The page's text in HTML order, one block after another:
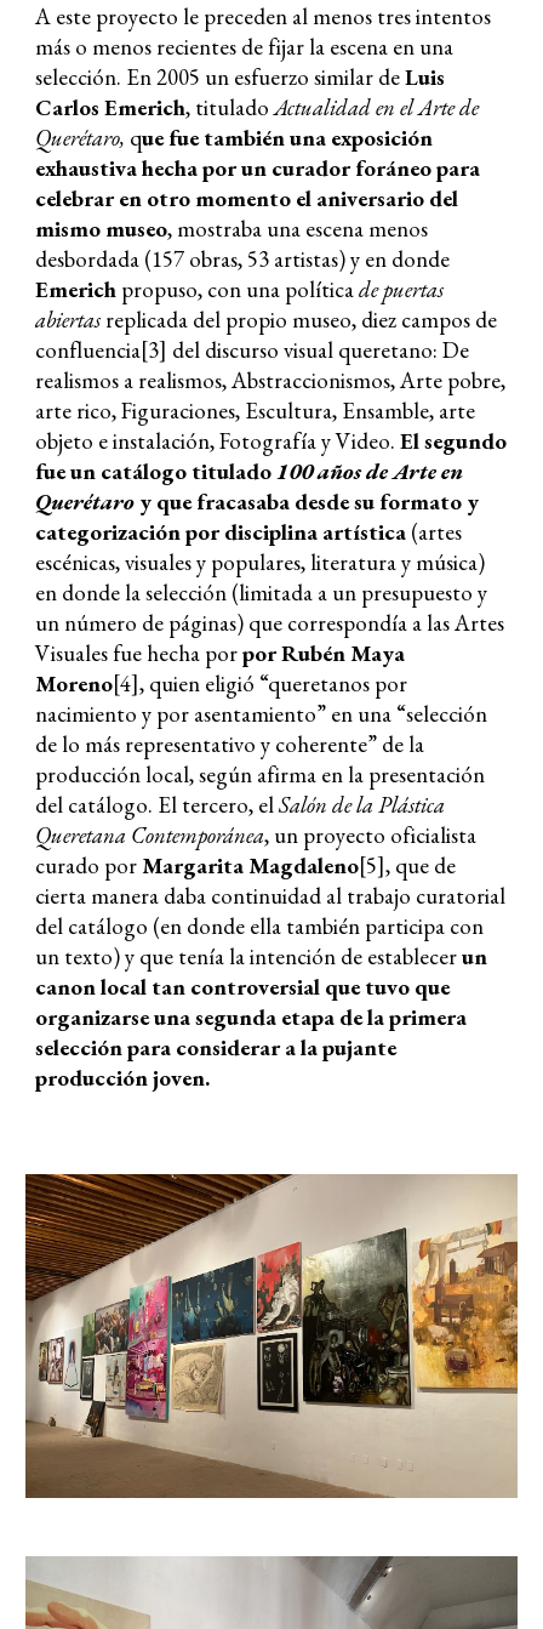
A este proyecto le preceden al menos tres intentos
más o menos recientes de fijar la escena en una
selección. En 2005 un esfuerzo similar deLuis
Carlos Emerich, tituladoActualidad en el Arte de
Querétaro, que fue también una exposición
exhaustiva hecha por un curador foráneo para
celebrar en otro momento el aniversario del
mismo museo, mostraba una escena menos
desbordada (157 obras, 53 artistas) y en donde
Emerich propuso, con una políticade puertas
abiertasreplicada del propio museo, diez campos de
confluencia[3] del discurso visual queretano: De
realismos a realismos, Abstraccionismos, Arte pobre,
arte rico, Figuraciones, Escultura, Ensamble, arte
objeto e instalación, Fotografía y Video.El segundo
fue un catálogo titulado100 años de Arte en
Querétaro y que fracasaba desde su formato y
categorización por disciplina artística (artes
escénicas, visuales y populares, literatura y música)
en donde la selección (limitada a un presupuesto y
un número de páginas) que correspondía a las Artes
Visuales fue hecha porpor Rubén Maya
Moreno[4], quien eligió “queretanos por
nacimiento y por asentamiento” en una “selección
de lo más representativo y coherente” de la
producción local, según afirma en la presentación
del catálogo. El tercero, elSalón de la Plástica
Queretana Contemporánea, un proyecto oficialista
curado porMargarita Magdaleno[5], que de
cierta manera daba continuidad al trabajo curatorial
del catálogo (en donde ella también participa con
un texto) y que tenía la intención de establecerun
canon local tan controversial que tuvo que
organizarse una segunda etapa de la primera
selección para considerar a la pujante
producción joven.